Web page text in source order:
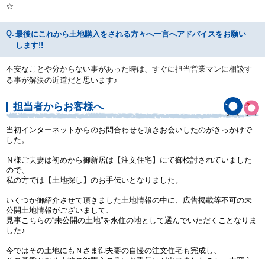
☆
最後にこれから土地購入をされる方々へ一言へアドバイスをお願い
します!!
不安なことや分からない事があった時は、すぐに担当営業マンに相談す
る事が解決の近道だと思います♪
担当者からお客様へ
当初インターネットからのお問合わせを頂きお会いしたのがきっかけで
した。
Ｎ様ご夫妻は初めから御新居は【注文住宅】にて御検討されていました
ので、
私の方では【土地探し】のお手伝いとなりました。
いくつか御紹介させて頂きました土地情報の中に、広告掲載等不可の未
公開土地情報がございまして、
見事こちらの“未公開の土地”を永住の地として選んでいただくことなりま
した♪
今ではその土地にもＮさま御夫妻の自慢の注文住宅も完成し、